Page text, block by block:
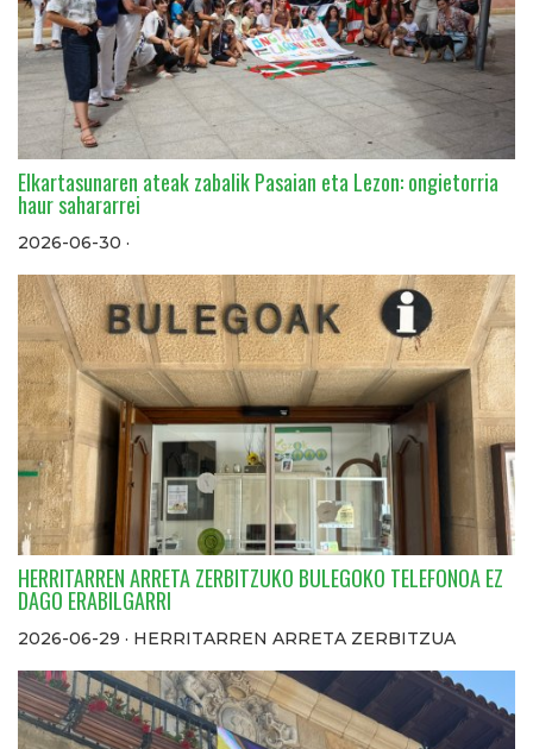
Elkartasunaren ateak zabalik Pasaian eta Lezon: ongietorria
haur sahararrei
2026-06-30 ·
HERRITARREN ARRETA ZERBITZUKO BULEGOKO TELEFONOA EZ
DAGO ERABILGARRI
2026-06-29 · HERRITARREN ARRETA ZERBITZUA